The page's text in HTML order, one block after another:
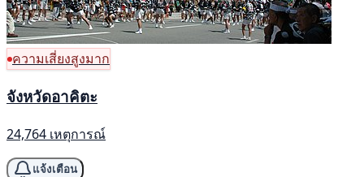
ความเสี่ยงสูงมาก
จังหวัดอาคิตะ
24,764 เหตุการณ์
แจ้งเตือน